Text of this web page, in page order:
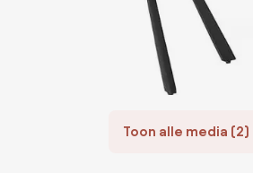
Toon alle media (2)